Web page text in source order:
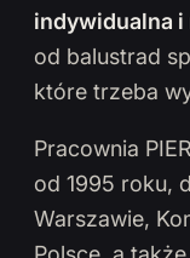
indywidualna i
od balustrad
które trzeba
Pracownia
od 1995 roku,
Warszawie,